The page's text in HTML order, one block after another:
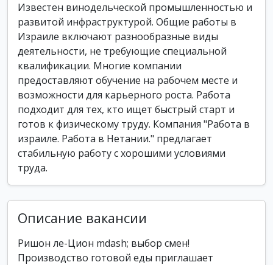
Известен винодельческой промышленностью и
развитой инфраструктурой. Общие работы в
Израиле включают разнообразные виды
деятельности, не требующие специальной
квалификации. Многие компании
предоставляют обучение на рабочем месте и
возможности для карьерного роста. Работа
подходит для тех, кто ищет быстрый старт и
готов к физическому труду. Компания "Работа в
израиле. Работа в Нетании." предлагает
стабильную работу с хорошими условиями
труда.
Описание вакансии
Ришон ле-Цион mdash; выбор смен!
Производство готовой еды приглашает